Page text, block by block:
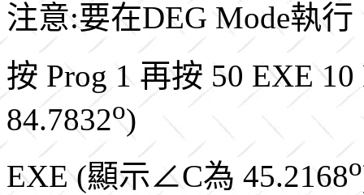
注意:要在DEG Mode執行
按 Prog 1 再按 50 EXE
84.7832o)
EXE (顯示∠C為 45.2168o